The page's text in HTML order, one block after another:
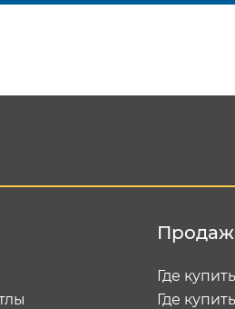
Где
Где